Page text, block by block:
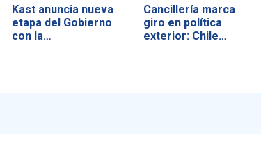
Kast anuncia nueva
etapa del Gobierno
con la…
Cancillería marca
giro en política
exterior: Chile…